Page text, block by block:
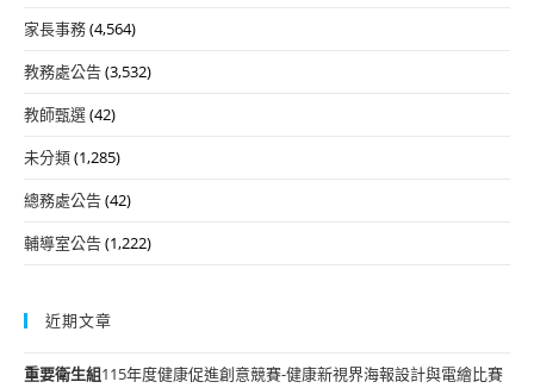
家長事務(4,564)
教務處公告(3,532)
教師甄選(42)
未分類(1,285)
總務處公告(42)
輔導室公告(1,222)
近期文章
重要衛生組115年度健康促進創意競賽-健康新視界海報設計與電繪比賽